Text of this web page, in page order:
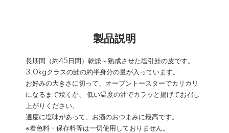
製品説明
長期間（約45日間）乾燥～熟成させた塩引鮭の皮です。
3.0kgクラスの鮭の約半身分の量が入っています。
お好みの大きさに切って、オーブントースターでカリカリ
になるまで焼くか、 低い温度の油でカラッと揚げてお召し
上がりください。
適度に塩味があって、お酒のおつまみに最高です。
※着色料・保存料等は一切使用しておりません。